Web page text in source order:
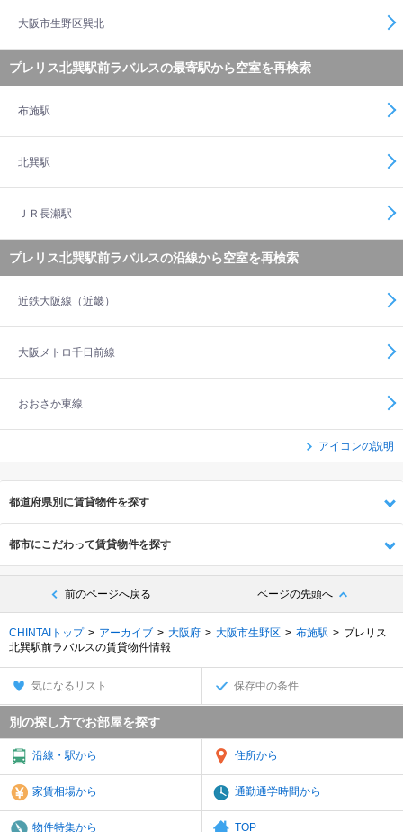
大阪市生野区巽北
プレリス北巽駅前ラバルスの最寄駅から空室を再検索
布施駅
北巽駅
ＪＲ長瀬駅
プレリス北巽駅前ラバルスの沿線から空室を再検索
近鉄大阪線（近畿）
大阪メトロ千日前線
おおさか東線
アイコンの説明
都道府県別に賃貸物件を探す
都市にこだわって賃貸物件を探す
前のページへ戻る ページの先頭へ
CHINTAIトップ アーカイブ 大阪府 大阪市生野区 布施駅
プレリス
北巽駅前ラバルスの賃貸物件情報
気になるリスト 保存中の条件
別の探し方でお部屋を探す
沿線・駅から 住所から
家賃相場から 通勤通学時間から
物件特集から TOP